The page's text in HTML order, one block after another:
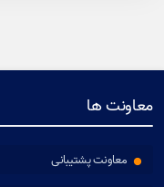
معاونت ها
معاونت پشتیبانی